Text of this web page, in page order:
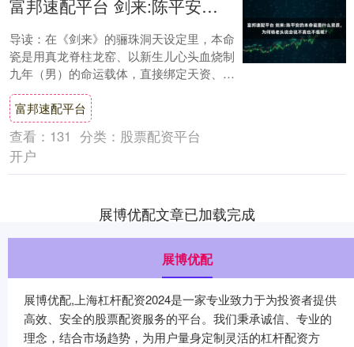
富邦速配平台 剑来:陈平安的本命瓷是什么资质，为何杨老头说会说不高也不低呢？
导读：在《剑来》的骊珠洞天设定里，本命
瓷是用真龙脊柱龙窑、以新生儿心头血烧制
九年（男）的命运载体，直接绑定天资、气
运与宿命。陈平安的本命瓷，是螭龙白瓷镇
纸——品....
富邦速配平台
查看： 131 分类： 股票配资平台
开户
展博优配文章已加载完成
展博优配
展博优配,上海杠杆配资2024是一家专业致力于为投资者提供
高效、安全的股票配资服务的平台。我们秉承诚信、专业的
理念，结合市场趋势，为用户量身定制灵活的杠杆配资方